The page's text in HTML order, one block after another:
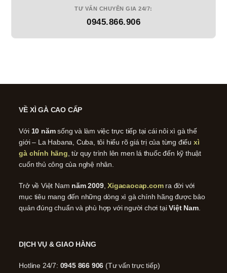
TƯ VẤN CHUYÊN GIA 24/7:
0945.866.906
VỀ XÌ GÀ CAO CẤP
Với 10 nămsống và làm việc trực tiếp tại cái nôi xì gà thế
giới – La Habana, Cuba, tôi hiểu rõ giá trị của từng điếu xì
gà chính hãng, từ quy trình lên men lá thuốc đến kỹ thuật
cuốn thủ công của nghệ nhân.
Trở về Việt Nam năm 2009,Xigacaocap.comra đời với
mục tiêu mang đến những dòng xì gà chính hãng được bảo
quản đúng chuẩn và phù hợp với người chơi tạiViệt Nam.
DỊCH VỤ & GIAO HÀNG
Hotline 24/7: 0945 866 906 (Tư vấn trực tiếp)